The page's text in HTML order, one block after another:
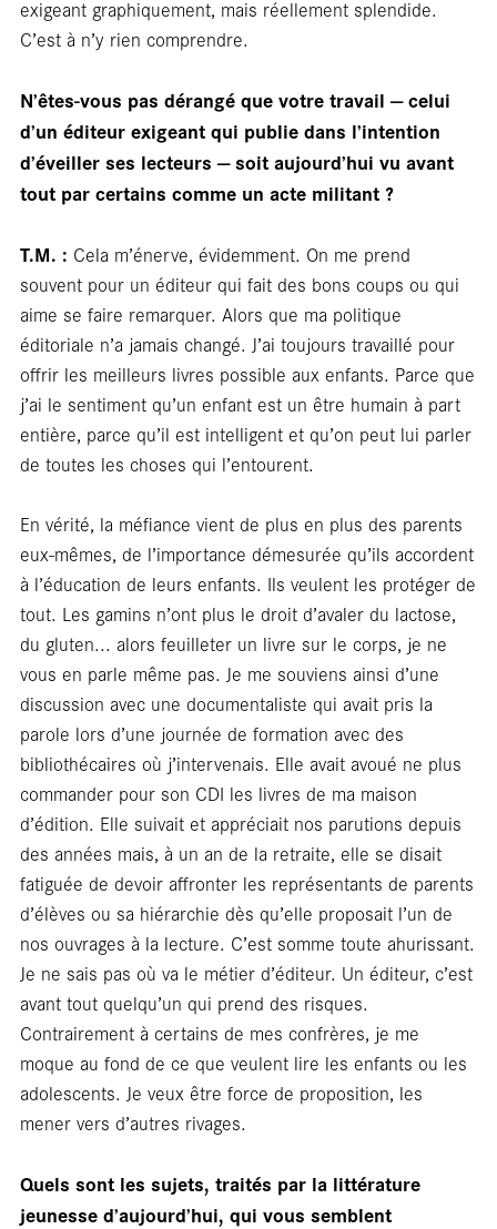
exigeant graphiquement, mais réellement splendide.
C’est à n’y rien comprendre.
N’êtes-vous pas dérangé que votre travail — celui
d’un éditeur exigeant qui publie dans l’intention
d’éveiller ses lecteurs — soit aujourd’hui vu avant
tout par certains comme un acte militant ?
T.M. : Cela m’énerve, évidemment. On me prend
souvent pour un éditeur qui fait des bons coups ou qui
aime se faire remarquer. Alors que ma politique
éditoriale n’a jamais changé. J’ai toujours travaillé pour
offrir les meilleurs livres possible aux enfants. Parce que
j’ai le sentiment qu’un enfant est un être humain à part
entière, parce qu’il est intelligent et qu’on peut lui parler
de toutes les choses qui l’entourent.
En vérité, la méfiance vient de plus en plus des parents
eux-mêmes, de l’importance démesurée qu’ils accordent
à l’éducation de leurs enfants. Ils veulent les protéger de
tout. Les gamins n’ont plus le droit d’avaler du lactose,
du gluten... alors feuilleter un livre sur le corps, je ne
vous en parle même pas. Je me souviens ainsi d’une
discussion avec une documentaliste qui avait pris la
parole lors d’une journée de formation avec des
bibliothécaires où j’intervenais. Elle avait avoué ne plus
commander pour son CDI les livres de ma maison
d’édition. Elle suivait et appréciait nos parutions depuis
des années mais, à un an de la retraite, elle se disait
fatiguée de devoir affronter les représentants de parents
d’élèves ou sa hiérarchie dès qu’elle proposait l’un de
nos ouvrages à la lecture. C’est somme toute ahurissant.
Je ne sais pas où va le métier d’éditeur. Un éditeur, c’est
avant tout quelqu’un qui prend des risques.
Contrairement à certains de mes confrères, je me
moque au fond de ce que veulent lire les enfants ou les
adolescents. Je veux être force de proposition, les
mener vers d’autres rivages.
Quels sont les sujets, traités par la littérature
jeunesse d’aujourd’hui, qui vous semblent